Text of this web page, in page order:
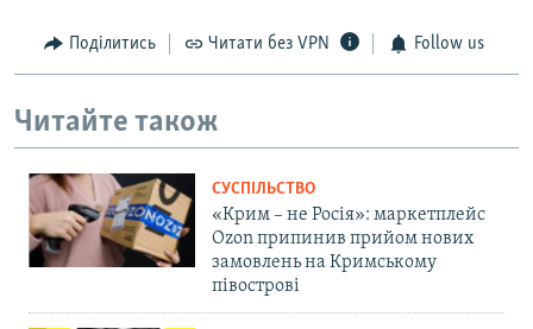
Поділитись Читати без VPN Follow us
Читайте також
СУСПІЛЬСТВО
«Крим – не Росія»: маркетплейс
Ozon припинив прийом нових
замовлень на Кримському
півострові